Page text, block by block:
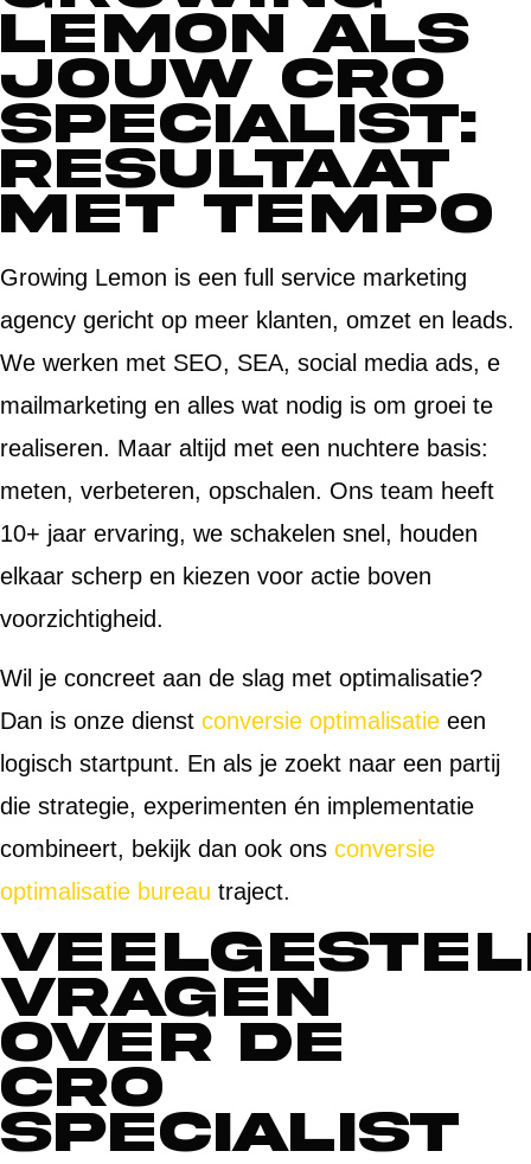
Lemon als
jouw CRO
specialist:
resultaat
met tempo
Growing Lemon is een full service marketing
agency gericht op meer klanten, omzet en leads.
We werken met SEO, SEA, social media ads, e
mailmarketing en alles wat nodig is om groei te
realiseren. Maar altijd met een nuchtere basis:
meten, verbeteren, opschalen. Ons team heeft
10+ jaar ervaring, we schakelen snel, houden
elkaar scherp en kiezen voor actie boven
voorzichtigheid.
Wil je concreet aan de slag met optimalisatie?
Dan is onze dienst conversie optimalisatie een
logisch startpunt. En als je zoekt naar een partij
die strategie, experimenten én implementatie
combineert, bekijk dan ook ons conversie
optimalisatie bureau traject.
vragen
over de
CRO
specialist